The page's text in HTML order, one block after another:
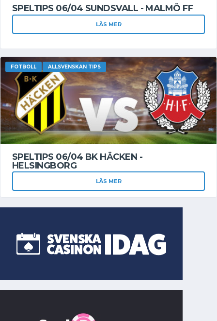
SPELTIPS 06/04 SUNDSVALL - MALMÖ FF
LÄS MER
FOTBOLL ALLSVENSKAN TIPS
SPELTIPS 06/04 BK HÄCKEN -
HELSINGBORG
LÄS MER